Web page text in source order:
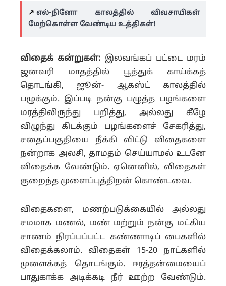
↗️ எல்-நினோ காலத்தில் விவசாயிகள்
மேற்கொள்ள வேண்டிய உத்திகள்!
விதைக் கன்றுகள்: இலவங்கப் பட்டை மரம்
ஜனவரி மாதத்தில் பூத்துக் காய்க்கத்
தொடங்கி, ஜூன்- ஆகஸ்ட் காலத்தில்
பழுக்கும். இப்படி நன்கு பழுத்த பழங்களை
மரத்திலிருந்து பறித்து, அல்லது கீழே
விழுந்து கிடக்கும் பழங்களைச் சேகரித்து,
சதைப்பகுதியை நீக்கி விட்டு விதைகளை
நன்றாக அலசி, தாமதம் செய்யாமல் உடனே
விதைக்க வேண்டும். ஏனெனில், விதைகள்
குறைந்த முளைப்புத்திறன் கொண்டவை.
விதைகளை, மணற்படுக்கையில் அல்லது
சமமாக மணல், மண் மற்றும் நன்கு மட்கிய
சாணம் நிரப்பப்பட்ட கண்ணாடிப் பைகளில்
விதைக்கலாம். விதைகள் 15-20 நாட்களில்
முளைக்கத் தொடங்கும். ஈரத்தன்மையைப்
பாதுகாக்க அடிக்கடி நீர் ஊற்ற வேண்டும்.